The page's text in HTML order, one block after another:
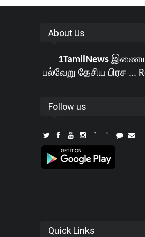
About Us
1TamilNews
பல்வேறு தேசிய பிரச ...
Follow us
Quick Links